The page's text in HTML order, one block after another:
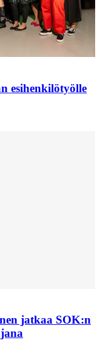
esihenkilötyölle
jatkaa SOK:n